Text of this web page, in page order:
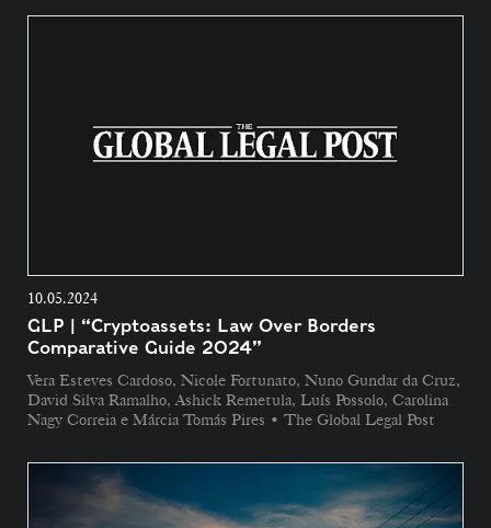
10.05.2024
GLP | “Cryptoassets: Law Over Borders
Comparative Guide 2024”
Vera Esteves Cardoso, Nicole Fortunato, Nuno Gundar da Cruz,
David Silva Ramalho, Ashick Remetula, Luís Possolo, Carolina
Nagy Correia e Márcia Tomás Pires • The Global Legal Post